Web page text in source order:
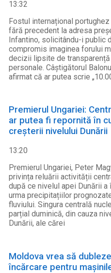
13:32
Fostul internațional
fără precedent la adresa
Infantino, solicitându-i public
compromis imaginea forului
decizii lipsite de
personale. Câștigătorul
afirmat că ar putea scrie
Premierul Ungariei:
ar putea fi repornită în
creșterii nivelului Dunării
13:20
Premierul Ungariei, Peter
privința reluării activității
după ce nivelul apei Dunării
urma precipitațiilor
fluviului. Singura centrală
parțial duminică, din cauza
Dunării, ale cărei
Moldova vrea să
încărcare pentru